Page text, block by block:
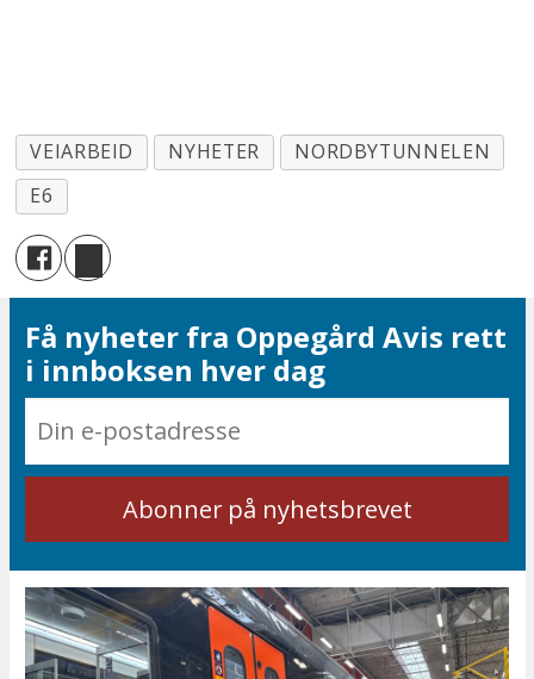
VEIARBEID NYHETER
NORDBYTUNNELEN
E6
Få nyheter fra Oppegård Avis rett
i innboksen hver dag